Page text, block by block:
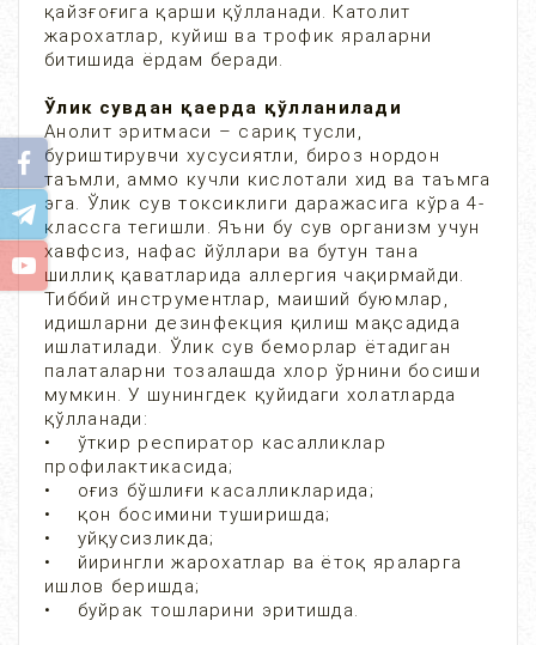
қайзғоғига қарши қўлланади. Католит
жарохатлар, куйиш ва трофик яраларни
битишида ёрдам беради.
Ўлик сувдан қаерда қўлланилади
Анолит эритмаси – сариқ тусли,
буриштирувчи хусусиятли, бироз нордон
таъмли, аммо кучли кислотали хид ва таъмга
эга. Ўлик сув токсиклиги даражасига кўра 4-
классга тегишли. Яъни бу сув организм учун
хавфсиз, нафас йўллари ва бутун тана
шиллиқ қаватларида аллергия чақирмайди.
Тиббий инструментлар, маиший буюмлар,
идишларни дезинфекция қилиш мақсадида
ишлатилади. Ўлик сув беморлар ётадиган
палаталарни тозалашда хлор ўрнини босиши
мумкин. У шунингдек қуйидаги холатларда
қўлланади:
• ўткир респиратор касалликлар
профилактикасида;
• оғиз бўшлиғи касалликларида;
• қон босимини туширишда;
• уйқусизликда;
• йирингли жарохатлар ва ётоқ яраларга
ишлов беришда;
• буйрак тошларини эритишда.